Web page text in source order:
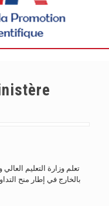
تعلم وزارة التعليم